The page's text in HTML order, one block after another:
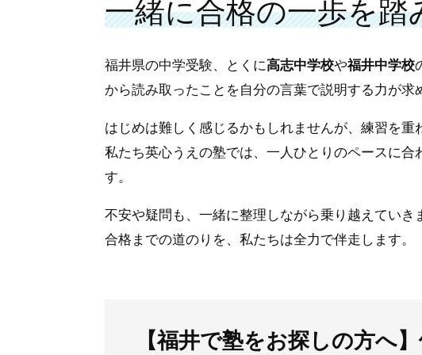
一緒に合格の一歩を
福井県の中学受験、とくに高志中学校や福井中学校
から読み取ったことを自分の言葉で説明する力が求
はじめは難しく感じるかもしれませんが、練習を重
私たち英心うえの塾では、一人ひとりのペースに
す。
不安や疑問も、一緒に整理しながら乗り越えていき
合格までの道のりを、私たちは全力で伴走します。
【福井で塾をお探しの方へ